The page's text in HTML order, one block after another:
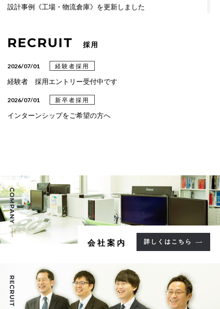
設計事例《工場・物流倉庫》を更新しました
設計事例《総合・専門クリニック》を更新しました
設計事例《集合住宅》を更新しました
2025/02/13 設計事例
設計事例《福祉施設》を更新しました
2025/02/04
設計事例《事務所》を更新しました。
RECRUIT 採用
2026/07/01 経験者採用
経験者 採用エントリー受付中です
2026/07/01 新卒者採用
インターンシップをご希望の方へ
会社案内 詳しくはこちら